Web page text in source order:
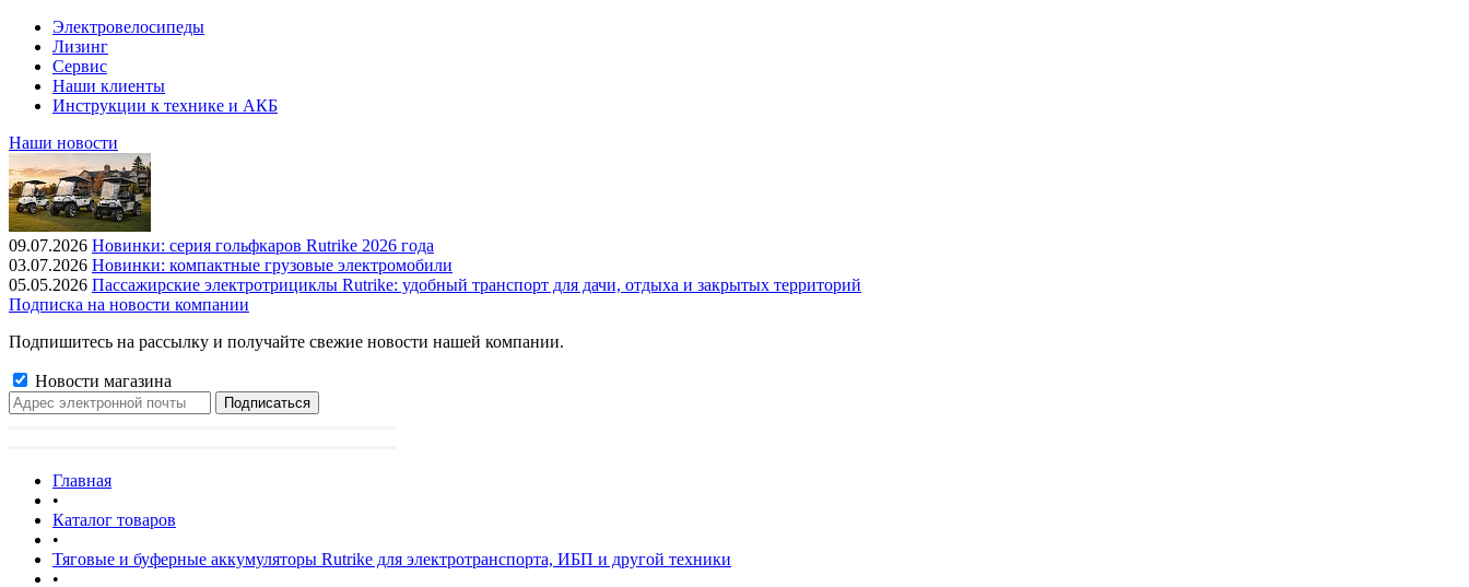
Электровелосипеды
Лизинг
Сервис
Наши клиенты
Инструкции к технике и АКБ
Наши новости
09.07.2026 Новинки: серия гольфкаров Rutrike 2026 года
03.07.2026 Новинки: компактные грузовые электромобили
05.05.2026 Пассажирские электротрициклы Rutrike: удобный транспорт для дачи, отдыха и закрытых территорий
Подписка на новости компании
Подпишитесь на рассылку и получайте свежие новости нашей компании.
Новости магазина
Главная
•
Каталог товаров
•
Тяговые и буферные аккумуляторы Rutrike для электротранспорта, ИБП и другой техники
•